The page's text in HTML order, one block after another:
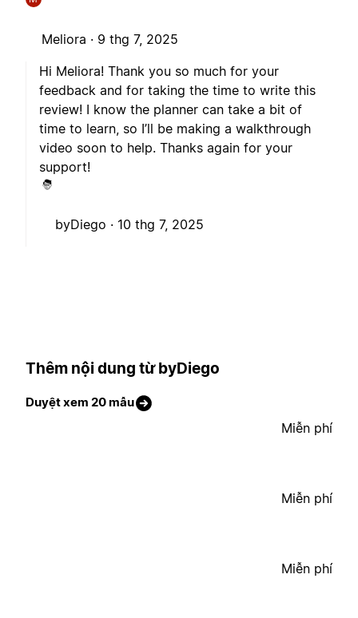
Meliora · 9 thg 7, 2025
Hi Meliora! Thank you so much for your
feedback and for taking the time to write this
review! I know the planner can take a bit of
time to learn, so I’ll be making a walkthrough
video soon to help. Thanks again for your
support!
byDiego · 10 thg 7, 2025
Thêm nội dung từ byDiego
Duyệt xem 20 mẫu
Miễn phí
Miễn phí
Miễn phí